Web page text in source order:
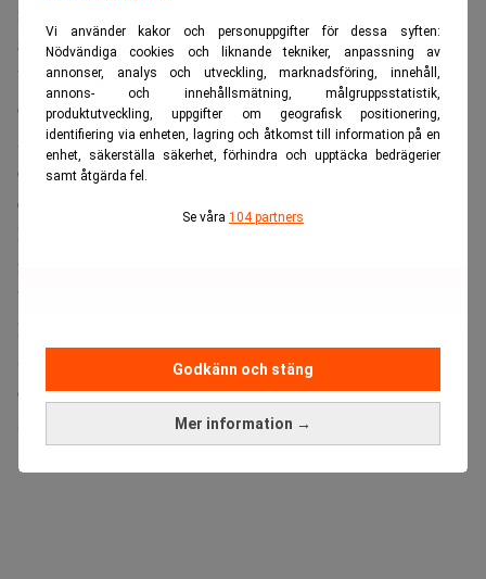
Vi använder kakor och personuppgifter för dessa syften:
Nödvändiga cookies och liknande tekniker, anpassning av
annonser, analys och utveckling, marknadsföring, innehåll,
annons- och innehållsmätning, målgruppsstatistik,
produktutveckling, uppgifter om geografisk positionering,
identifiering via enheten, lagring och åtkomst till information på en
enhet, säkerställa säkerhet, förhindra och upptäcka bedrägerier
samt åtgärda fel.
Se våra 104 partners
Mer information →
Godkänn och stäng
med dagens nivå.
Ska minska behovet av långa leveranser
Vid full kapacitet skulle fabriken därmed kunna tillverka
omkring 375 000 fordon per år, skriverSeeking Alpha.
Anläggningen i Grünheide producerar i dag Model Y för
den europeiska marknaden, men fungerar även som
exportnav till ett trettiotal länder.
En högre produktion väntas minska behovet av leveranser
från Teslas fabriker i Kina och USA, vilket kan göra
bolaget mindre sårbart för logistiska störningar och
handelspolitiska spänningar.
Som en del av satsningen planerar Tesla att anställa
omkring 3 500 nya medarbetare på kort och medellång